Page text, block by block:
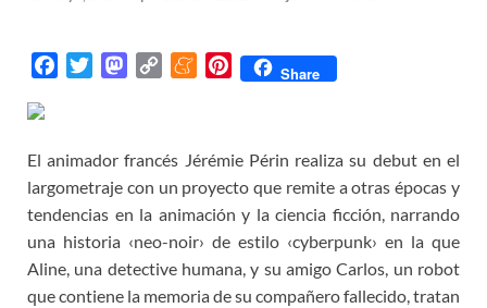
b
o
o
k
t
e
r
M
o
d
o
n
L
i
n
k
M
a
m
e
P
e
r
e
s
t
Share
El animador francés Jérémie Périn realiza su debut en el
largometraje con un proyecto que remite a otras épocas y
tendencias en la animación y la ciencia ficción, narrando
una historia ‹neo-noir› de estilo ‹cyberpunk› en la que
Aline, una detective humana, y su amigo Carlos, un robot
que contiene la memoria de su compañero fallecido, tratan